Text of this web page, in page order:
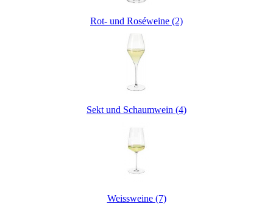
Rot- und Roséweine (2)
Sekt und Schaumwein (4)
Weissweine (7)